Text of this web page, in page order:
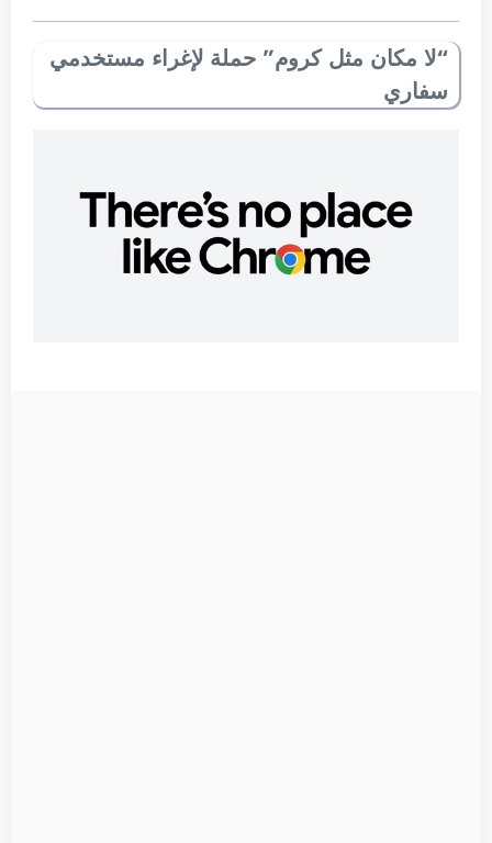
“لا مكان مثل كروم” حملة لإغراء مستخدمي
سفاري